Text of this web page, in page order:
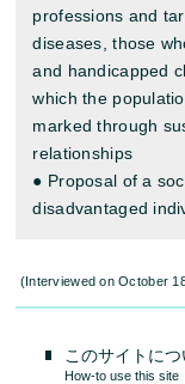
professions and
diseases, those
and handicapped
which the
marked through
relationships
● Proposal of a
disadvantaged
(Interviewed on October
このサイトにつ
How-to use this site